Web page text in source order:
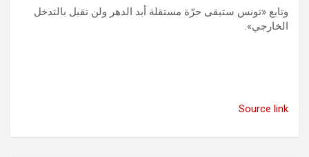
وتابع «تونس ستبقى حرّة مستقلة أبد الدهر ولن تقبل بالتدخل
الخارجي».
Source link